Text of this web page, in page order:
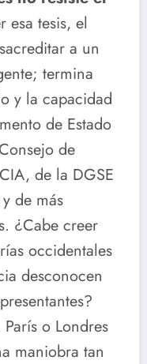
esa tesis, el
a un
termina
y la capacidad
de Estado
de
de la DGSE
de más
¿Cabe creer
occidentales
desconocen
o Londres
maniobra tan